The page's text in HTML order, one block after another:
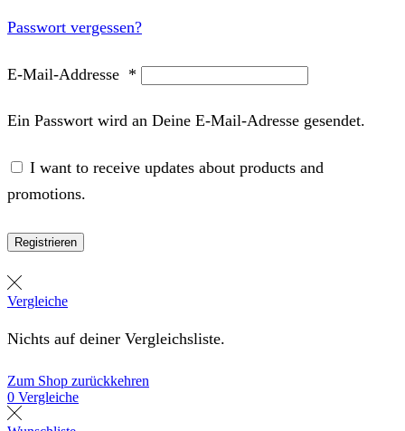
Passwort vergessen?
E-Mail-Addresse *
Ein Passwort wird an Deine E-Mail-Adresse gesendet.
I want to receive updates about products and
promotions.
Registrieren
Vergleiche
Nichts auf deiner Vergleichsliste.
Zum Shop zurückkehren
0 Vergleiche